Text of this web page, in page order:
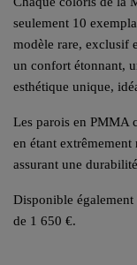
seulement 10
modèle rare, exclusif
un confort étonnant,
esthétique unique,
Les parois en PMMA
en étant extrêmement
assurant une
Disponible
de 1 650 €.